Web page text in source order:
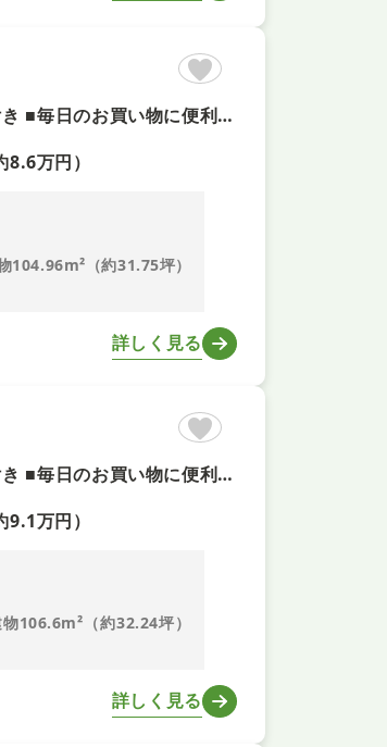
【ZEH水準省エネ住宅+即予約可！】ゆとりあるウォークインクローゼット付き ■毎日のお買い物に便利な、スーパー「エーコープ玉手店」まで徒歩５分！ ■お車持ちの方にもうれしいカースペース付き
8.6万円）
104.96m²（約31.75坪）
詳しく見る
【ZEH水準省エネ住宅+即予約可！】ゆとりあるウォークインクローゼット付き ■毎日のお買い物に便利な、スーパー「エーコープ玉手店」まで徒歩５分！ ■お車持ちの方にもうれしいカースペース付き
9.1万円）
106.6m²（約32.24坪）
詳しく見る